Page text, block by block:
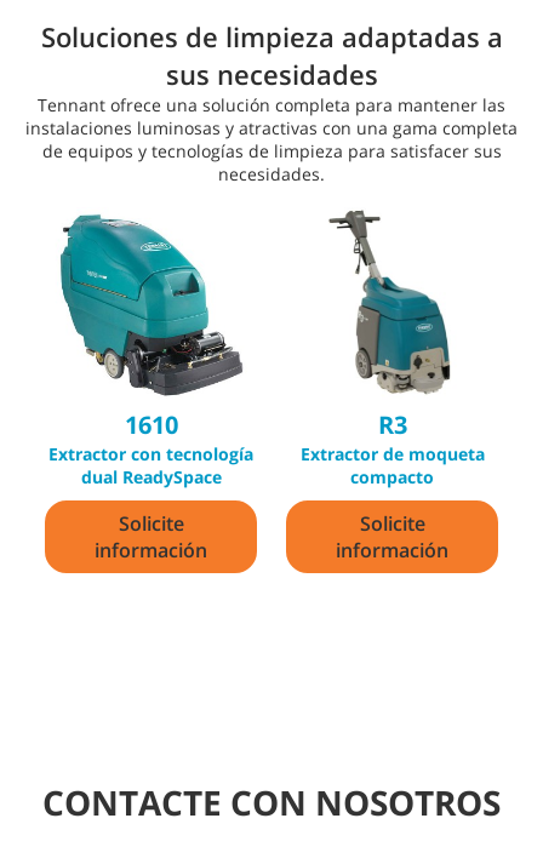
Soluciones de limpieza adaptadas a
sus necesidades
Tennant ofrece una solución completa para mantener las
instalaciones luminosas y atractivas con una gama completa
de equipos y tecnologías de limpieza para satisfacer sus
necesidades.
1610
Extractor con tecnología
dual ReadySpace
Solicite
información
R3
Extractor de moqueta
compacto
Solicite
información
CONTACTE CON NOSOTROS